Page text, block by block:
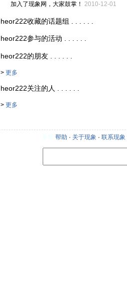
加入了现象网，大家鼓掌！ 2010-12-01
heor222收藏的话题组 . . . . . .
heor222参与的活动 . . . . . .
heor222的朋友 . . . . . .
> 更多
heor222关注的人 . . . . . .
> 更多
帮助 · 关于现象 · 联系现象